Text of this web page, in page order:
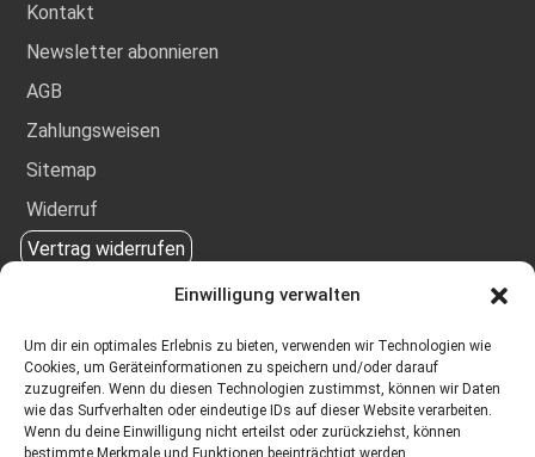
Einwilligung verwalten
Um dir ein optimales Erlebnis zu bieten, verwenden wir Technologien wie
Cookies, um Geräteinformationen zu speichern und/oder darauf
zuzugreifen. Wenn du diesen Technologien zustimmst, können wir Daten
wie das Surfverhalten oder eindeutige IDs auf dieser Website verarbeiten.
Wenn du deine Einwilligung nicht erteilst oder zurückziehst, können
bestimmte Merkmale und Funktionen beeinträchtigt werden.
Kontakt
Newsletter abonnieren
AGB
Zahlungsweisen
Sitemap
Widerruf
Vertrag widerrufen
Gespräch vereinbaren
Sie möchten KI verantwortungsvoll einsetzen, Führung
stärken oder Transformation wirksam begleiten?